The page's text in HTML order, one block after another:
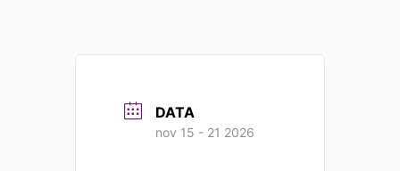
DATA
nov 15 - 21 2026